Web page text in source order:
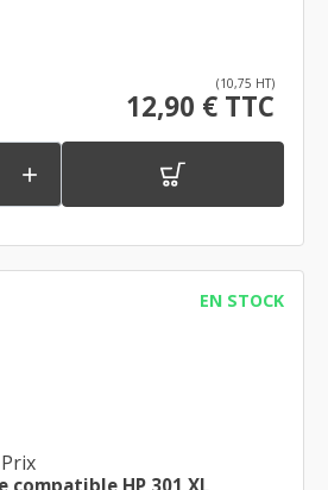
(10,75 HT)
12,90 € TTC

EN STOCK